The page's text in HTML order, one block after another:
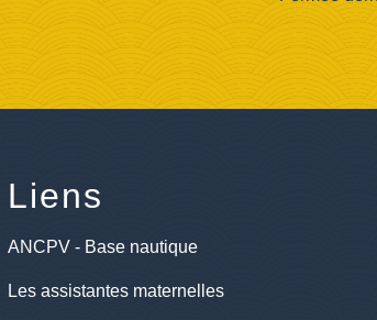
Liens
ANCPV - Base nautique
Les assistantes maternelles